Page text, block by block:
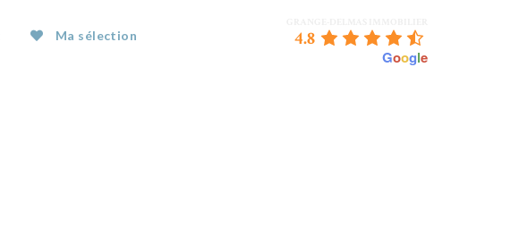
Ma sélection 4.8
Google